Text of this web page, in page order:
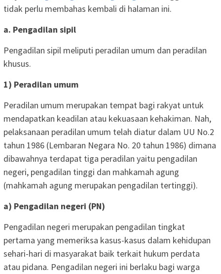
tidak perlu membahas kembali di halaman ini.
a. Pengadilan sipil
Pengadilan sipil meliputi peradilan umum dan peradilan
khusus.
1) Peradilan umum
Peradilan umum merupakan tempat bagi rakyat untuk
mendapatkan keadilan atau kekuasaan kehakiman. Nah,
pelaksanaan peradilan umum telah diatur dalam UU No.2
tahun 1986 (Lembaran Negara No. 20 tahun 1986) dimana
dibawahnya terdapat tiga peradilan yaitu pengadilan
negeri, pengadilan tinggi dan mahkamah agung
(mahkamah agung merupakan pengadilan tertinggi).
a) Pengadilan negeri (PN)
Pengadilan negeri merupakan pengadilan tingkat
pertama yang memeriksa kasus-kasus dalam kehidupan
sehari-hari di masyarakat baik terkait hukum perdata
atau pidana. Pengadilan negeri ini berlaku bagi warga